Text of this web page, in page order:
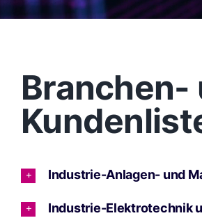
Branchen-
Industrie-Anlagen- und
Industrie-Elektrotechnik